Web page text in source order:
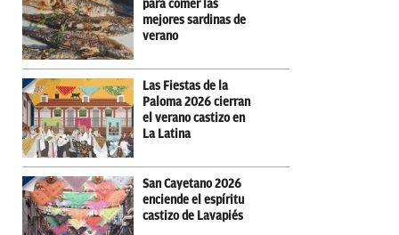
para comer las
mejores sardinas de
verano
Las Fiestas de la
Paloma 2026 cierran
el verano castizo en
La Latina
San Cayetano 2026
enciende el espíritu
castizo de Lavapiés